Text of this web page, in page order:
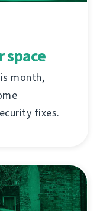
space
month,
fixes.